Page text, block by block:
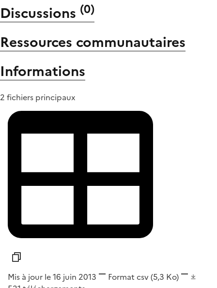
Discussions (0)
Ressources communautaires
Informations
2 fichiers principaux
Mis à jour le 16 juin 2013 Format csv(5,3 Ko)